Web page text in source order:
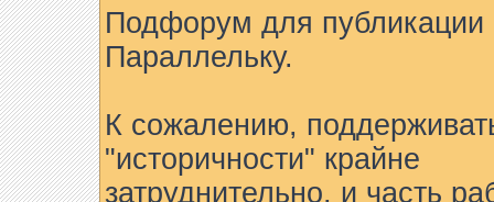
Подфорум для
Параллельку.
К сожалению,
"историчности" крайне
затруднительно, и часть